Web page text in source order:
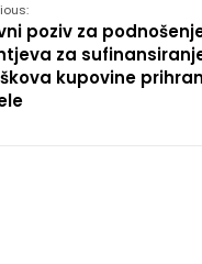
poziv za
za
kupovine